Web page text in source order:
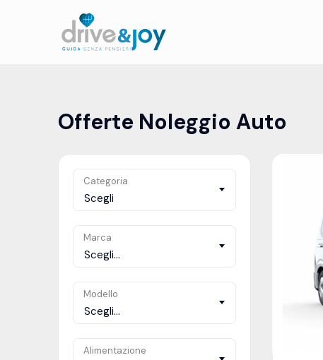
Offerte Noleggio Auto
Categoria
Scegli
Marca
Scegli...
Modello
Scegli...
Alimentazione